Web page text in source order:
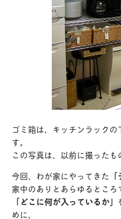
ゴミ箱は、キッチンラック
す。
この写真は、以前に撮ったも
今回、わが家にやってきた
家中のありとあらゆるところ
「どこに何が入っているか」
めに、